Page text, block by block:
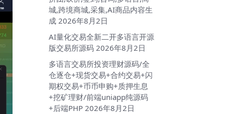
城,跨境商城,采集,AI商品内容生
成 2026年8月2日
AI量化交易全新二开多语言开源
版交易所源码 2026年8月2日
多语言交易所投资理财源码/全
仓逐仓+现货交易+合约交易+闪
期权交易+币币申购+质押生息
+挖矿理财/前端uniapp纯源码
+后端PHP 2026年8月2日